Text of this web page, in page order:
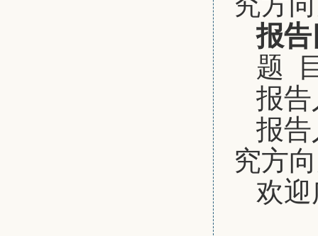
报
题
报
报
究方
欢